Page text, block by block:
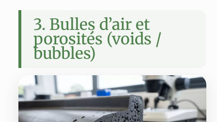
3. Bulles d’air et
porosités (voids /
bubbles)